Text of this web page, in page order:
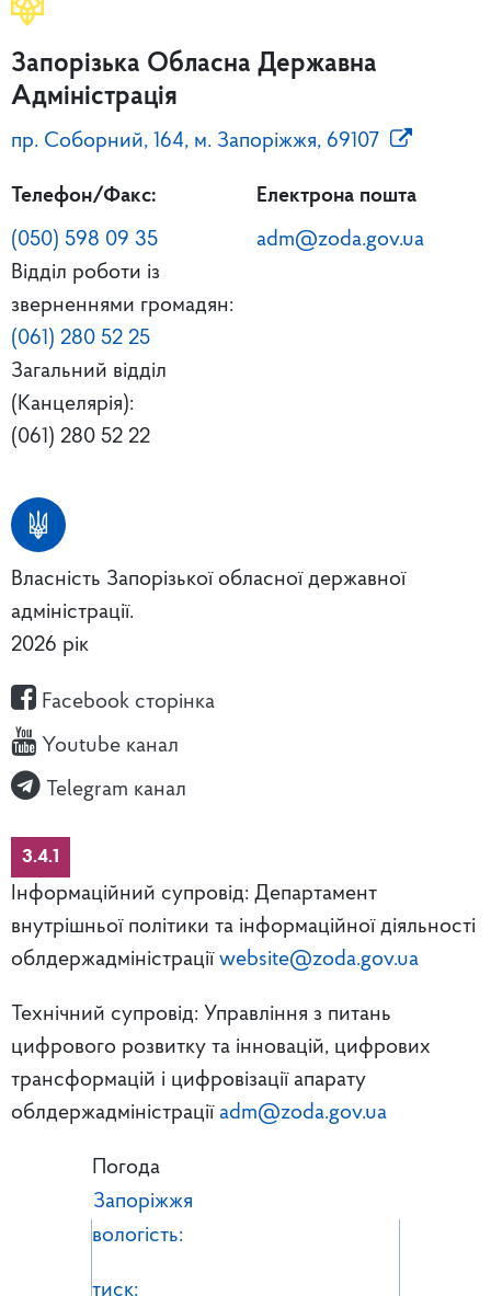
Запорізька Обласна Державна
Адміністрація
пр. Соборний, 164, м. Запоріжжя, 69107
Телефон/Факс:
(050) 598 09 35
Відділ роботи із
зверненнями громадян:
(061) 280 52 25
Загальний відділ
(Канцелярія):
(061) 280 52 22
Електрона пошта
adm@zoda.gov.ua
Власність Запорізької обласної державної
адміністрації.
2026 рік
Facebook сторінка
Youtube канал
Telegram канал
3.4.1
Інформаційний супровід: Департамент
внутрішньої політики та інформаційної діяльності
облдержадміністрації website@zoda.gov.ua
Технічний супровід: Управління з питань
цифрового розвитку та інновацій, цифрових
трансформацій і цифровізації апарату
облдержадміністрації adm@zoda.gov.ua
Погода
Запоріжжя
вологість:
тиск: